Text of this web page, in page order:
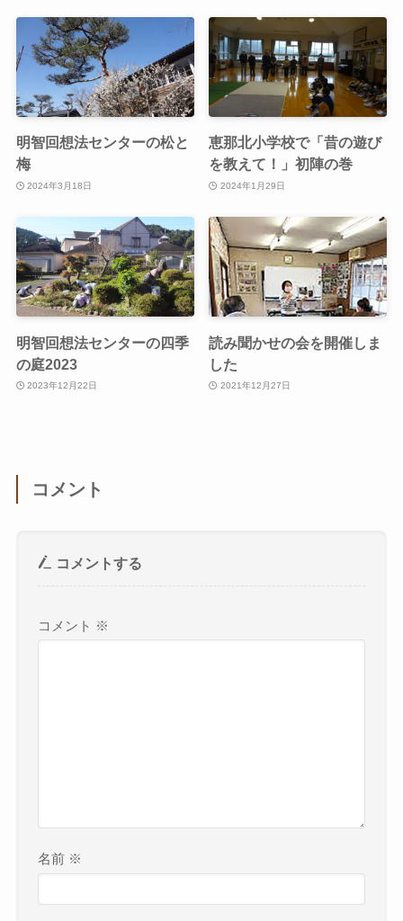
明智回想法センターの松と
梅
2024年3月18日
恵那北小学校で「昔の遊び
を教えて！」初陣の巻
2024年1月29日
明智回想法センターの四季
の庭2023
2023年12月22日
読み聞かせの会を開催しま
した
2021年12月27日
コメント
コメントする
コメント ※
名前 ※